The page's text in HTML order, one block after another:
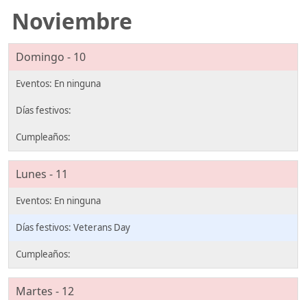
Noviembre
Domingo - 10
Lunes - 11
Veterans Day
Martes - 12